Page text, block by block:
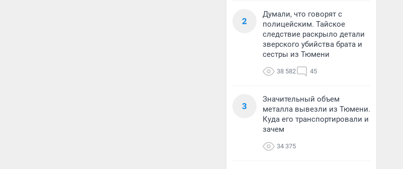
2
Думали, что говорят с
полицейским. Тайское
следствие раскрыло детали
зверского убийства брата и
сестры из Тюмени
38 582 45
3
Значительный объем
металла вывезли из Тюмени.
Куда его транспортировали и
зачем
34 375